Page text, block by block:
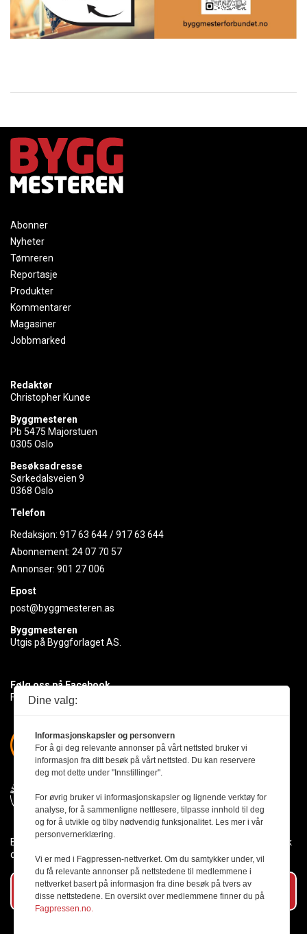
Abonner
Nyheter
Tømreren
Reportasje
Produkter
Kommentarer
Magasiner
Jobbmarked
Redaktør
Christopher Kunøe
Byggmesteren
Pb 5475 Majorstuen
0305 Oslo
Besøksadresse
Sørkedalsveien 9
0368 Oslo
Telefon
Redaksjon: 917 63 644/917 63 644
Abonnement: 24 07 70 57
Annonser: 901 27 006
Epost
post@byggmesteren.as
Byggmesteren
Utgis på Byggforlaget AS.
Følg oss på Facebook
Få med deg det siste innen byggebransjen
Byggmesteren følger Vær Varsom-plakaten og presseetikken slik
den er nedfelt i Redaktørplakaten.
Abonner på vårt nyhetsbrev
Dine valg:
Informasjonskapsler og personvern
For å gi deg relevante annonser på vårt nettsted bruker vi
informasjon fra ditt besøk på vårt nettsted. Du kan reservere
deg mot dette under "Innstillinger".
For øvrig bruker vi informasjonskapsler og lignende verktøy for
analyse, for å sammenligne nettlesere, tilpasse innhold til deg
og for å utvikle og tilby nødvendig funksjonalitet. Les mer i vår
personvernerklæring.
Vi er med i Fagpressen-nettverket. Om du samtykker under, vil
du få relevante annonser på nettstedene til medlemmene i
nettverket basert på informasjon fra dine besøk på tvers av
disse nettstedene. En oversikt over medlemmene finner du på
Fagpressen.no.